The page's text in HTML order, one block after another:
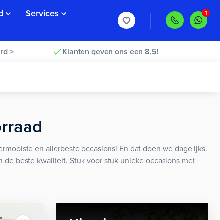
Services
> Klanten geven ons een 8,5!
en allerbeste occasions! En dat doen we dagelijks.
beste kwaliteit. Stuk voor stuk unieke occasions met